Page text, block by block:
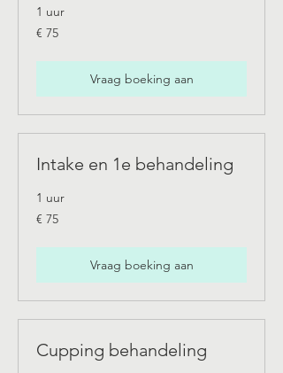
1 uur
75
euro
€ 75
Vraag boeking aan
Intake en 1e behandeling
1 uur
75
euro
€ 75
Vraag boeking aan
Cupping behandeling